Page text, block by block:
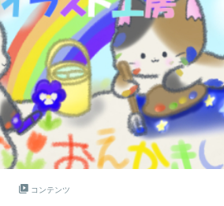
コンテンツ